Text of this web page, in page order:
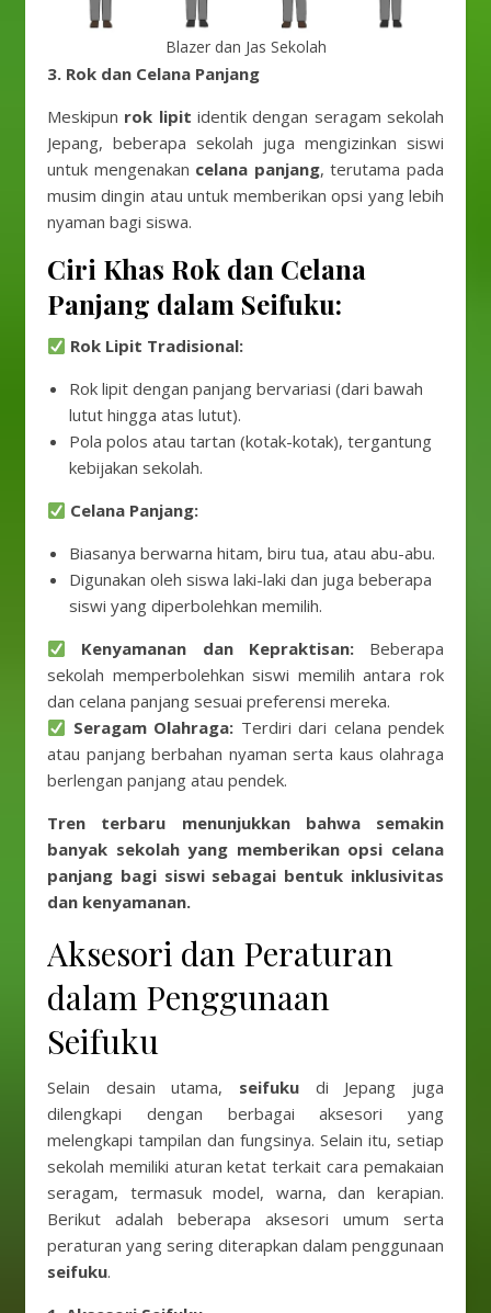
Blazer dan Jas Sekolah
3. Rok dan Celana Panjang
Meskipun rok lipit identik dengan seragam sekolah
Jepang, beberapa sekolah juga mengizinkan siswi
untuk mengenakan celana panjang, terutama pada
musim dingin atau untuk memberikan opsi yang lebih
nyaman bagi siswa.
Ciri Khas Rok dan Celana
Panjang dalam Seifuku:
Rok Lipit Tradisional:
Rok lipit dengan panjang bervariasi (dari bawah
lutut hingga atas lutut).
Pola polos atau tartan (kotak-kotak), tergantung
kebijakan sekolah.
Celana Panjang:
Biasanya berwarna hitam, biru tua, atau abu-abu.
Digunakan oleh siswa laki-laki dan juga beberapa
siswi yang diperbolehkan memilih.
Kenyamanan dan Kepraktisan:Beberapa
sekolah memperbolehkan siswi memilih antara rok
dan celana panjang sesuai preferensi mereka.
Seragam Olahraga: Terdiri dari celana pendek
atau panjang berbahan nyaman serta kaus olahraga
berlengan panjang atau pendek.
Tren terbaru menunjukkan bahwa semakin
banyak sekolah yang memberikan opsi celana
panjang bagi siswi sebagai bentuk inklusivitas
dan kenyamanan.
Aksesori dan Peraturan
dalam Penggunaan
Seifuku
Selain desain utama, seifuku di Jepang juga
dilengkapi dengan berbagai aksesori yang
melengkapi tampilan dan fungsinya. Selain itu, setiap
sekolah memiliki aturan ketat terkait cara pemakaian
seragam, termasuk model, warna, dan kerapian.
Berikut adalah beberapa aksesori umum serta
peraturan yang sering diterapkan dalam penggunaan
seifuku.